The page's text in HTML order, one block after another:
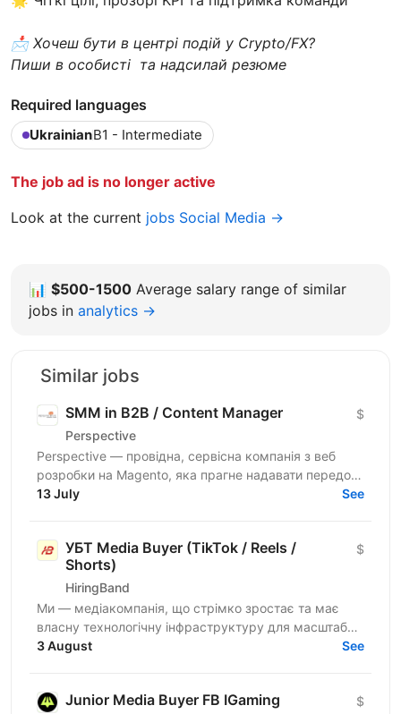
📩 Хочеш бути в центрі подій у Crypto/FX?
Пиши в особисті та надсилай резюме
Required languages
UkrainianB1 - Intermediate
The job ad is no longer active
Look at the current jobs Social Media →
📊 $500-1500 Average salary range of similar
jobs in analytics →
Similar jobs
SMM in B2B / Content Manager
Perspective
$
Perspective — провідна, сервісна компанія з веб
розробки на Magento, яка прагне надавати передові
рішення для наших e-commerce клієнтів у всьому
13 July See
УБТ Media Buyer (TikTok / Reels /
Shorts)
HiringBand
$
Ми — медіакомпанія, що стрімко зростає та має
власну технологічну інфраструктуру для масштабної
роботи із соціальними мережами. Щомісяця ми
3 August See
Junior Media Buyer FB IGaming $